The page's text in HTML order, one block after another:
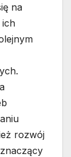
na
ich
rozwój